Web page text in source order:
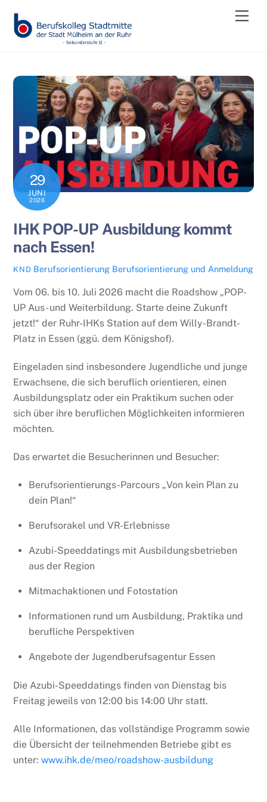
content
29
JUNI
2026
IHK POP-UP Ausbildung kommt
nach Essen!
KND Berufsorientierung Berufsorientierung und Anmeldung
Vom 06. bis 10. Juli 2026 macht die Roadshow „POP-
UP Aus- und Weiterbildung. Starte deine Zukunft
jetzt!“ der Ruhr-IHKs Station auf dem Willy-Brandt-
Platz in Essen (ggü. dem Königshof).
Eingeladen sind insbesondere Jugendliche und junge
Erwachsene, die sich beruflich orientieren, einen
Ausbildungsplatz oder ein Praktikum suchen oder
sich über ihre beruflichen Möglichkeiten informieren
möchten.
Das erwartet die Besucherinnen und Besucher:
Berufsorientierungs-Parcours „Von kein Plan zu
dein Plan!“
Berufsorakel und VR-Erlebnisse
Azubi-Speeddatings mit Ausbildungsbetrieben
aus der Region
Mitmachaktionen und Fotostation
Informationen rund um Ausbildung, Praktika und
berufliche Perspektiven
Angebote der Jugendberufsagentur Essen
Die Azubi-Speeddatings finden von Dienstag bis
Freitag jeweils von 12:00 bis 14:00 Uhr statt.
Alle Informationen, das vollständige Programm sowie
die Übersicht der teilnehmenden Betriebe gibt es
unter:www.ihk.de/meo/roadshow-ausbildung